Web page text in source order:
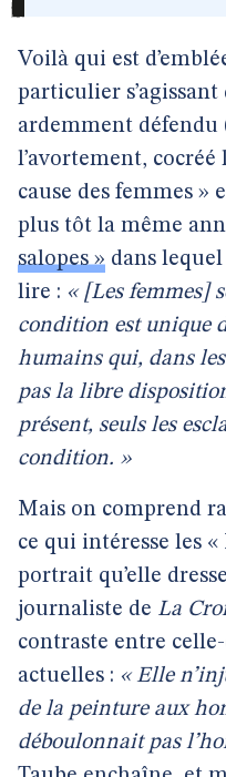
Voilà qui est
particulier s’agissant
ardemment
l’avortement, cocréé
cause des femmes »
plus tôt la même
salopes » dans
lire : « [Les femmes]
condition est unique
humains qui, dans les
pas la libre
présent, seuls les
condition. »
Mais on comprend
ce qui intéresse les
portrait qu’elle
journaliste de La
contraste entre
actuelles : « Elle
de la peinture aux
déboulonnait pas